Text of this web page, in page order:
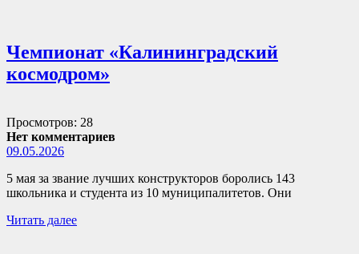
Чемпионат «Калининградский
космодром»
Просмотров: 28
Нет комментариев
09.05.2026
5 мая за звание лучших конструкторов боролись 143
школьника и студента из 10 муниципалитетов. Они
Читать далее